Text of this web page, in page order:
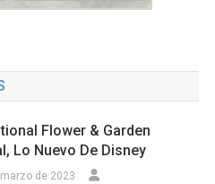
Flower & Garden
Lo Nuevo De Disney
de 2023